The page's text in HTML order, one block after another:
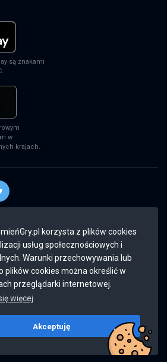
korzysta z plików cookies
usług społecznościowych i
Warunki przechowywania lub
plików cookies można określić w
przeglądarki internetowej.
więcej
Akceptuję
są znakami
w
krajach.
konta
Wszystkie prawa
v2.8.3